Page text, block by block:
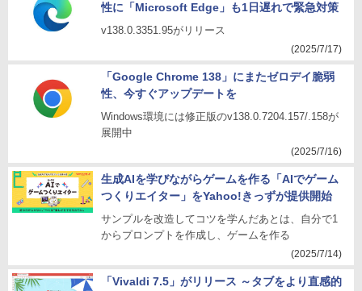
性に「Microsoft Edge」も1日遅れで緊急対策
v138.0.3351.95がリリース
(2025/7/17)
「Google Chrome 138」にまたゼロデイ脆弱
性、今すぐアップデートを
Windows環境には修正版のv138.0.7204.157/.158が
展開中
(2025/7/16)
生成AIを学びながらゲームを作る「AIでゲーム
つくりエイター」をYahoo!きっずが提供開始
サンプルを改造してコツを学んだあとは、自分で1
からプロンプトを作成し、ゲームを作る
(2025/7/14)
「Vivaldi 7.5」がリリース ～タブをより直感的